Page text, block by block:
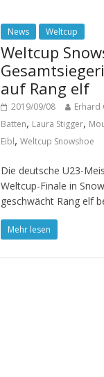
News Weltcup
Weltcup
auf Rang elf
2019/09/08 Erhard
Batten, Laura Stigger,
Eibl,Weltcup Snowshoe
Die deutsche U23-
Weltcup-Finale in
geschwächt Rang elf
Mehr lesen